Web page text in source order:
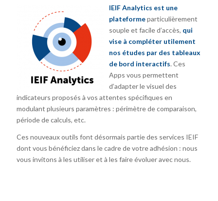
IEIF Analytics est une
plateformeparticulièrement
souple et facile d’accès, qui
vise à compléter utilement
nos études par des tableaux
de bord interactifs. Ces
Apps vous permettent
d’adapter le visuel des
indicateurs proposés à vos attentes spécifiques en
modulant plusieurs paramètres : périmètre de comparaison,
période de calculs, etc.
Ces nouveaux outils font désormais partie des services IEIF
dont vous bénéficiez dans le cadre de votre adhésion : nous
vous invitons à les utiliser et à les faire évoluer avec nous.